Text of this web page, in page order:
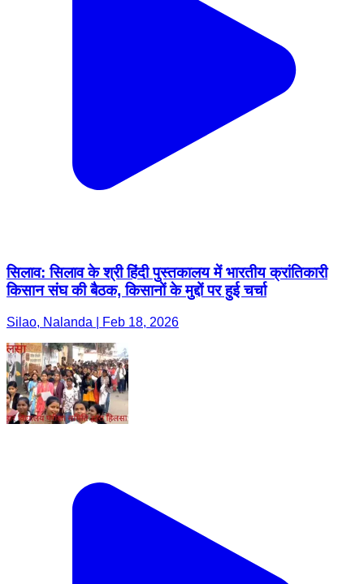
सिलाव: सिलाव के श्री हिंदी पुस्तकालय में भारतीय क्रांतिकारी
किसान संघ की बैठक, किसानों के मुद्दों पर हुई चर्चा
Silao, Nalanda | Feb 18, 2026